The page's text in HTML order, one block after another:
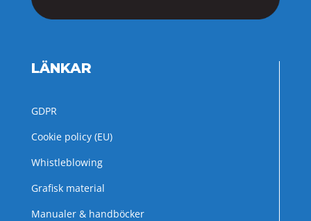
LÄNKAR
GDPR
Cookie policy (EU)
Whistleblowing
Grafisk material
Manualer & handböcker